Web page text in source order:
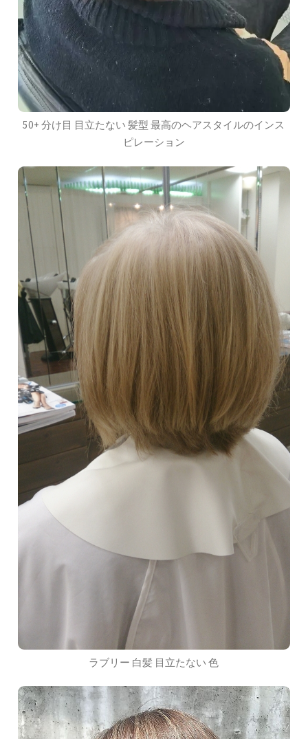
50+ 分け目 目立たない 髪型 最高のヘアスタイルのインス
ピレーション
ラブリー 白髪 目立たない 色